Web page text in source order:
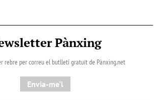
Pànxing
rebre per correu el butlletí gratuït de Pànxing.net​
Envia-me'l